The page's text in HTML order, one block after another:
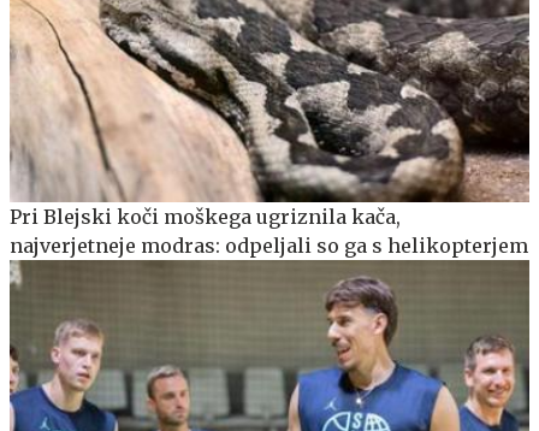
Pri Blejski koči moškega ugriznila kača,
najverjetneje modras: odpeljali so ga s helikopterjem